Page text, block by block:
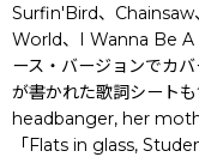
Surfin'Bird、
World、I Wanna Be A
ース・バージョンでカ
が書かれた歌詞シート
headbanger, her
「Flats in glass,